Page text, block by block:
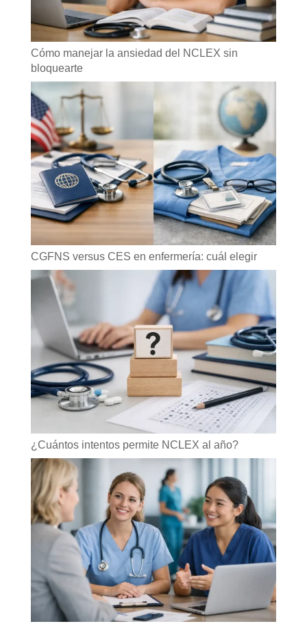
Cómo manejar la ansiedad del NCLEX sin
bloquearte
CGFNS versus CES en enfermería: cuál elegir
¿Cuántos intentos permite NCLEX al año?